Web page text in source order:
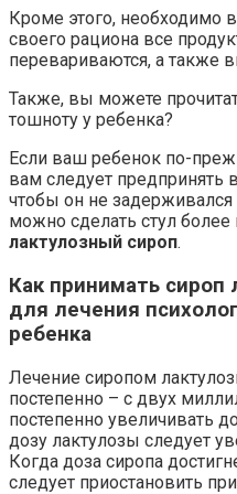
Кроме этого, необходимо
своего рациона все
перевариваются, а также
Также, вы можете
тошноту у ребенка?
Если ваш ребенок по-
вам следует
чтобы он не задерживался
можно сделать стул
лактулозный сироп.
Как принимать сироп
для лечения
ребенка
Лечение сиропом
постепенно – с двух
постепенно увеличивать
дозу лактулозы следует
Когда доза сиропа
следует приостановить